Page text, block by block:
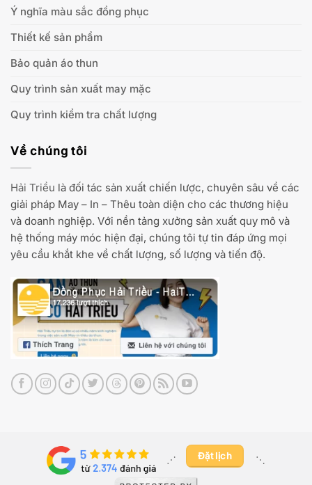
Ý nghĩa màu sắc đồng phục
Thiết kế sản phẩm
Bảo quản áo thun
Quy trình sản xuất may mặc
Quy trình kiểm tra chất lượng
Về chúng tôi
Hải Triều là đối tác sản xuất chiến lược, chuyên sâu về các
giải pháp May – In – Thêu toàn diện cho các thương hiệu
và doanh nghiệp. Với nền tảng xưởng sản xuất quy mô và
hệ thống máy móc hiện đại, chúng tôi tự tin đáp ứng mọi
yêu cầu khắt khe về chất lượng, số lượng và tiến độ.
⋰ ​ Đặt lịch ⋱